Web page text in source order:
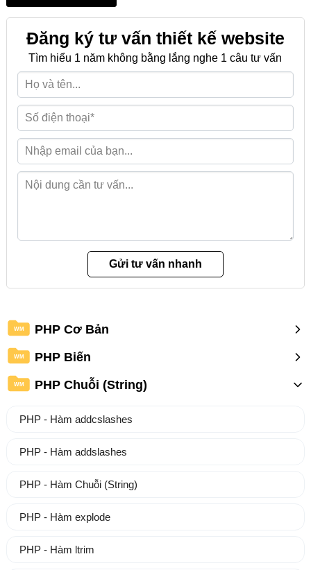
Đăng ký tư vấn thiết kế website
Tìm hiểu 1 năm không bằng lắng nghe 1 câu tư vấn
WM PHP Cơ Bản
WM PHP Biến
WM PHP Chuỗi (String)
PHP - Hàm addcslashes
PHP - Hàm addslashes
PHP - Hàm Chuỗi (String)
PHP - Hàm explode
PHP - Hàm ltrim